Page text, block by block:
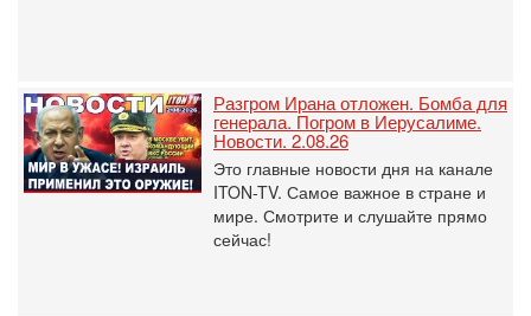
Разгром Ирана отложен. Бомба для
генерала. Погром в Иерусалиме.
Новости. 2.08.26
Это главные новости дня на канале
ITON-TV. Самое важное в стране и
мире. Смотрите и слушайте прямо
сейчас!